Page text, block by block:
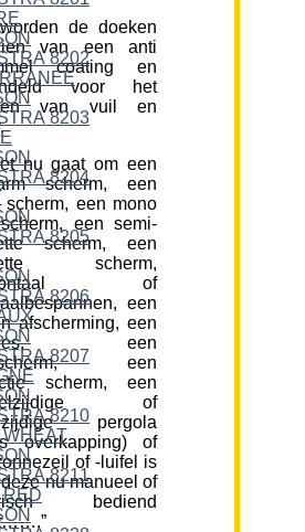
de doeken
van een anti
coating en
voor het
van vuil en
nu gaat om een
scherm, een
scherm, een mono
een semi-
scherm, een
scherm,
of
een
afscherming, een
een
een
scherm, een
of
pergola
overkapping) of
of -luifel is
nu manueel of
bediend